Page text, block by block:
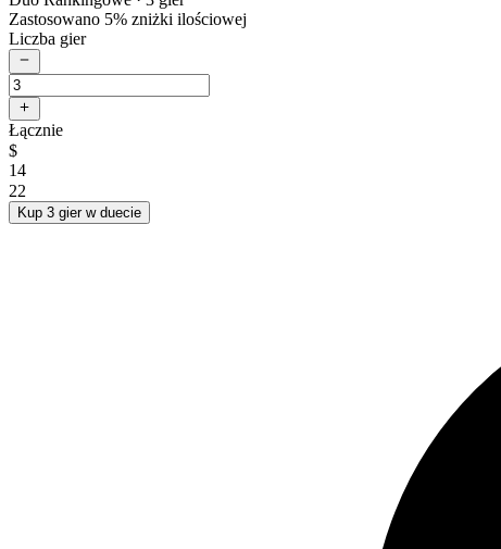
Zastosowano 5% zniżki ilościowej
Liczba gier
Łącznie
$
14
22
Kup 3 gier w duecie